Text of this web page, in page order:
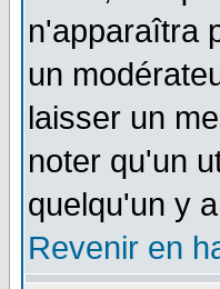
n'apparaîtra
un
laisser un
noter qu'un
quelqu'un y
Revenir en